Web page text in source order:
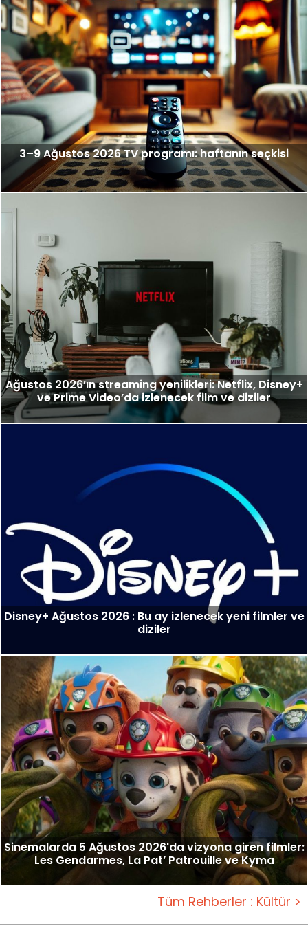
3–9 Ağustos 2026 TV programı: haftanın seçkisi
Ağustos 2026’ın streaming yenilikleri: Netflix, Disney+
ve Prime Video’da izlenecek film ve diziler
Disney+ Ağustos 2026 : Bu ay izlenecek yeni filmler ve
diziler
Sinemalarda 5 Ağustos 2026'da vizyona giren filmler:
Les Gendarmes, La Pat’ Patrouille ve Kyma
Tüm Rehberler : Kültür >